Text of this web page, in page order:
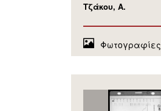
Τζάκου, Α.
Φωτογραφίες